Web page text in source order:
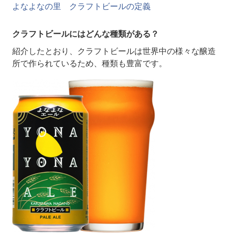
よなよなの里 クラフトビールの定義
クラフトビールにはどんな種類がある？
紹介したとおり、クラフトビールは世界中の様々な醸造
所で作られているため、種類も豊富です。